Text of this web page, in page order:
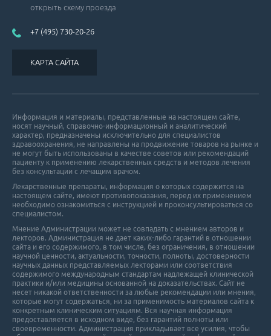
открыть схему проезда
+7 (495) 730-20-26
КАРТА САЙТА
Информация и материалы, представленные на настоящем сайте,
носят научный, справочно-информационный и аналитический
характер, предназначены исключительно для специалистов
здравоохранения, не направлены на продвижение товаров на рынке и
не могут быть использованы в качестве советов или рекомендаций
пациенту к применению лекарственных средств и методов лечения
без консультации с лечащим врачом.
Лекарственные препараты, информация о которых содержится на
настоящем сайте, имеют противопоказания, перед их применением
необходимо ознакомиться с инструкцией и проконсультироваться со
специалистом.
Мнение Администрации может не совпадать с мнением авторов и
лекторов. Администрация не дает каких-либо гарантий в отношении
cайта и его cодержимого, в том числе, без ограничения, в отношении
научной ценности, актуальности, точности, полноты, достоверности
научных данных представляемых лекторами или соответствия
содержимого международным стандартам надлежащей клинической
практики и/или медицины основанной на доказательствах. Сайт не
несет никакой ответственности за любые рекомендации или мнения,
которые могут содержаться, ни за применимость материалов сайта к
конкретным клиническим ситуациям. Вся научная информация
предоставляется в исходном виде, без гарантий полноты или
своевременности. Администрация прикладывает все усилия, чтобы